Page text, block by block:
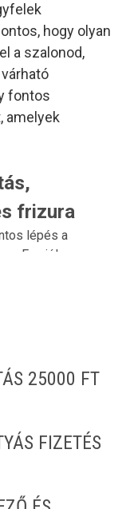
hogy olyan
a szalonod,
fontos
amelyek
frizura
lépés a
Egy jól
és
és az eszköz
25000 FT
FIZETÉS